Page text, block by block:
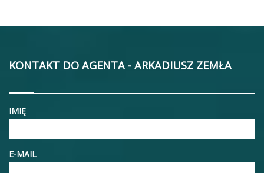
KONTAKT DO AGENTA - ARKADIUSZ ZEMŁA
IMIĘ
E-MAIL